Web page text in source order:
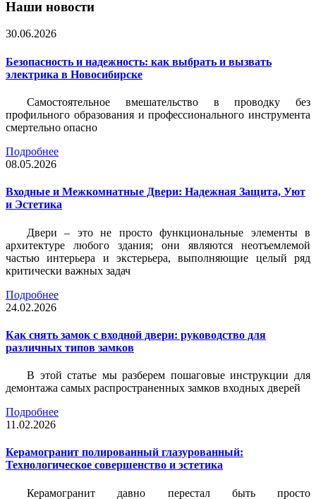
Наши новости
30.06.2026
Безопасность и надежность: как выбрать и вызвать
электрика в Новосибирске
Самостоятельное вмешательство в проводку без
профильного образования и профессионального инструмента
смертельно опасно
Подробнее
08.05.2026
Входные и Межкомнатные Двери: Надежная Защита, Уют
и Эстетика
Двери – это не просто функциональные элементы в
архитектуре любого здания; они являются неотъемлемой
частью интерьера и экстерьера, выполняющие целый ряд
критически важных задач
Подробнее
24.02.2026
Как снять замок с входной двери: руководство для
различных типов замков
В этой статье мы разберем пошаговые инструкции для
демонтажа самых распространенных замков входных дверей
Подробнее
11.02.2026
Керамогранит полированный глазурованный:
Технологическое совершенство и эстетика
Керамогранит давно перестал быть просто